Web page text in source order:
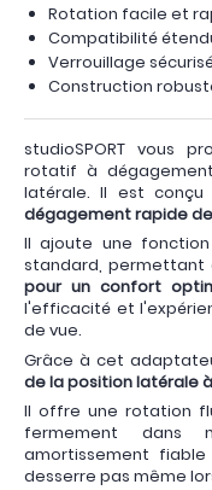
Rotation facile et
Compatibilité
Verrouillage
Construction
studioSPORT vous
rotatif à
latérale. Il est conçu
dégagement rapide
Il ajoute une
standard, permettant
pour un confort
l'efficacité et
de vue.
Grâce à cet
de la position latérale
Il offre une rotation
fermement dans
amortissement
desserre pas même